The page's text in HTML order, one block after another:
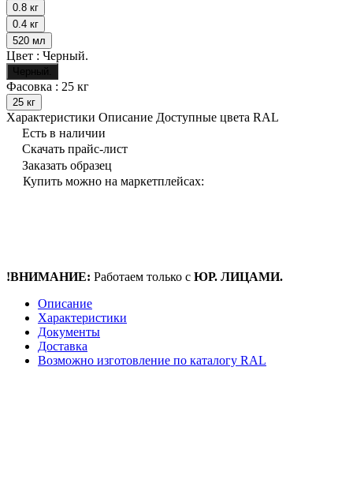
0.8 кг
0.4 кг
520 мл
Цвет : Черный.
Черный.
Фасовка : 25 кг
25 кг
Характеристики Описание Доступные цвета RAL
Есть в наличии
Скачать прайс-лист
Заказать образец
Купить можно на маркетплейсах:
!ВНИМАНИЕ: Работаем только с ЮР. ЛИЦАМИ.
Описание
Характеристики
Документы
Доставка
Возможно изготовление по каталогу RAL